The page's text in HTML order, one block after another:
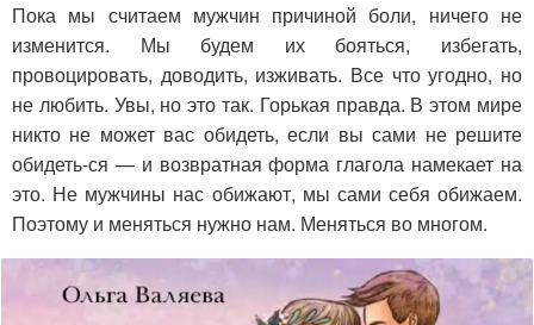
Пока мы считаем мужчин причиной боли, ничего не
изменится. Мы будем их бояться, избегать,
провоцировать, доводить, изживать. Все что угодно, но
не любить. Увы, но это так. Горькая правда. В этом мире
никто не может вас обидеть, если вы сами не решите
обидеть-ся — и возвратная форма глагола намекает на
это. Не мужчины нас обижают, мы сами себя обижаем.
Поэтому и меняться нужно нам. Меняться во многом.